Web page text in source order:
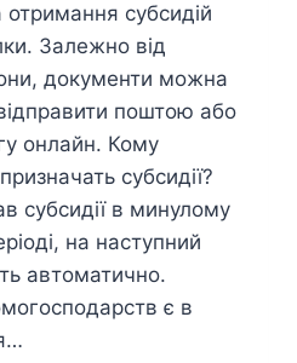
субсидій
Залежно від
документи можна
поштою або
онлайн. Кому
субсидії?
субсидії в минулому
на наступний
автоматично.
є в